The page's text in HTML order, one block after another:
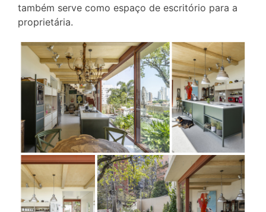
também serve como espaço de escritório para a
proprietária.